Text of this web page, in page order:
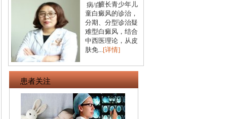
病/白擅长青少年儿
童白癜风的诊治，
分期、分型诊治疑
难型白癜风，结合
中西医理论，从皮
肤免...[详情]
患者关注